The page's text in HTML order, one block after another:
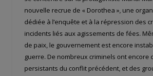
nouvelle recrue de « Dorothea », une
dédiée à l’enquête et à la répression des
incidents liés aux agissements de fées.
de paix, le gouvernement est encore
guerre. De nombreux criminels ont encore
persistants du conflit précédent, et des